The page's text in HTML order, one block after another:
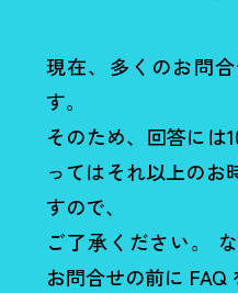
現在、多くのお問
す。
そのため、回答には
ってはそれ以上のお
すので、
ご了承ください。
お問合せの前に FAQ